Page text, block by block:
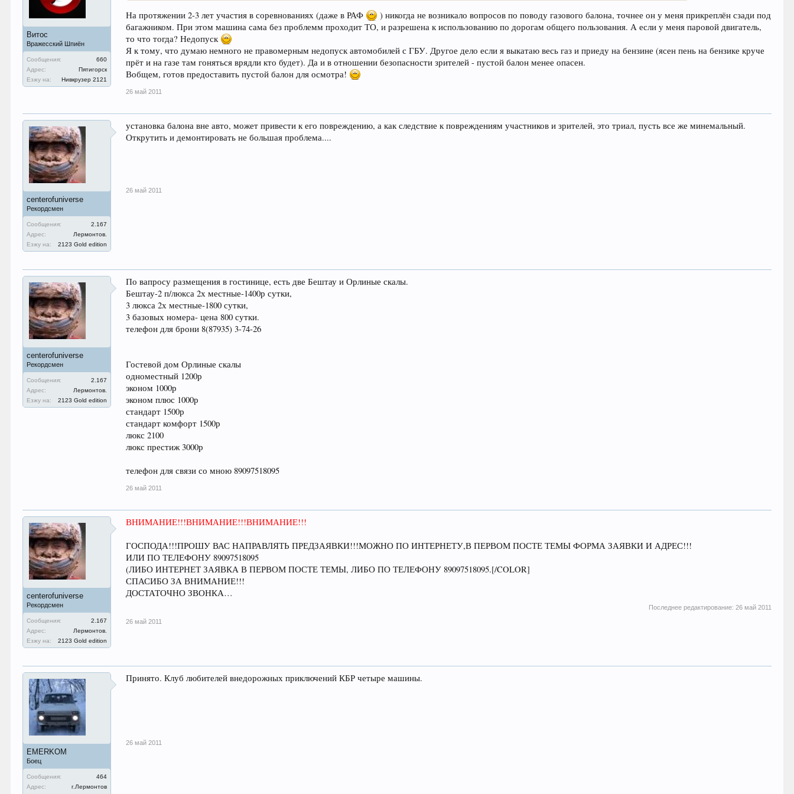
Витос
Вражесский Шпиён
Сообщения:
660
Адрес:
Пятигорск
Езжу на:
Нивкрузер 2121
На протяжении 2-3 лет участия в соревнованиях (даже в РАФ
) никогда не возникало вопросов по поводу газового балона, точнее он у меня прикреплён сзади под
багажником. При этом машина сама без проблемм проходит ТО, и разрешена к использованию по дорогам общего пользования. А если у меня паровой двигатель,
то что тогда? Недопуск
Я к тому, что думаю немного не правомерным недопуск автомобилей с ГБУ. Другое дело если я выкатаю весь газ и приеду на бензине (ясен пень на бензике круче
прёт и на газе там гоняться врядли кто будет). Да и в отношении безопасности зрителей - пустой балон менее опасен.
Вобщем, готов предоставить пустой балон для осмотра!
26 май 2011
centerofuniverse
Рекордсмен
Сообщения:
2.167
Адрес:
Лермонтов.
Езжу на:
2123 Gold edition
установка балона вне авто, может привести к его повреждению, а как следствие к повреждениям участников и зрителей, это триал, пусть все же минемальный.
Открутить и демонтировать не большая проблема....
26 май 2011
centerofuniverse
Рекордсмен
Сообщения:
2.167
Адрес:
Лермонтов.
Езжу на:
2123 Gold edition
По вапросу размещения в гостинице, есть две Бештау и Орлиные скалы.
Бештау-2 п/люкса 2х местные-1400р сутки,
3 люкса 2х местные-1800 сутки,
3 базовых номера- цена 800 сутки.
телефон для брони 8(87935) 3-74-26
Гостевой дом Орлиные скалы
одноместный 1200р
эконом 1000р
эконом плюс 1000р
стандарт 1500р
стандарт комфорт 1500р
люкс 2100
люкс престиж 3000р
телефон для связи со мною 89097518095
26 май 2011
centerofuniverse
Рекордсмен
Сообщения:
2.167
Адрес:
Лермонтов.
Езжу на:
2123 Gold edition
ВНИМАНИЕ!!!ВНИМАНИЕ!!!ВНИМАНИЕ!!!
ГОСПОДА!!!ПРОШУ ВАС НАПРАВЛЯТЬ ПРЕДЗАЯВКИ!!!МОЖНО ПО ИНТЕРНЕТУ,В ПЕРВОМ ПОСТЕ ТЕМЫ ФОРМА ЗАЯВКИ И АДРЕС!!!
ИЛИ ПО ТЕЛЕФОНУ 89097518095
(ЛИБО ИНТЕРНЕТ ЗАЯВКА В ПЕРВОМ ПОСТЕ ТЕМЫ, ЛИБО ПО ТЕЛЕФОНУ 89097518095.[/COLOR]
СПАСИБО ЗА ВНИМАНИЕ!!!
ДОСТАТОЧНО ЗВОНКА…
Последнее редактирование: 26 май 2011
26 май 2011
EMERKOM
Боец
Сообщения:
464
Адрес:
г.Лермонтов
Принято. Клуб любителей внедорожных приключений КБР четыре машины.
26 май 2011